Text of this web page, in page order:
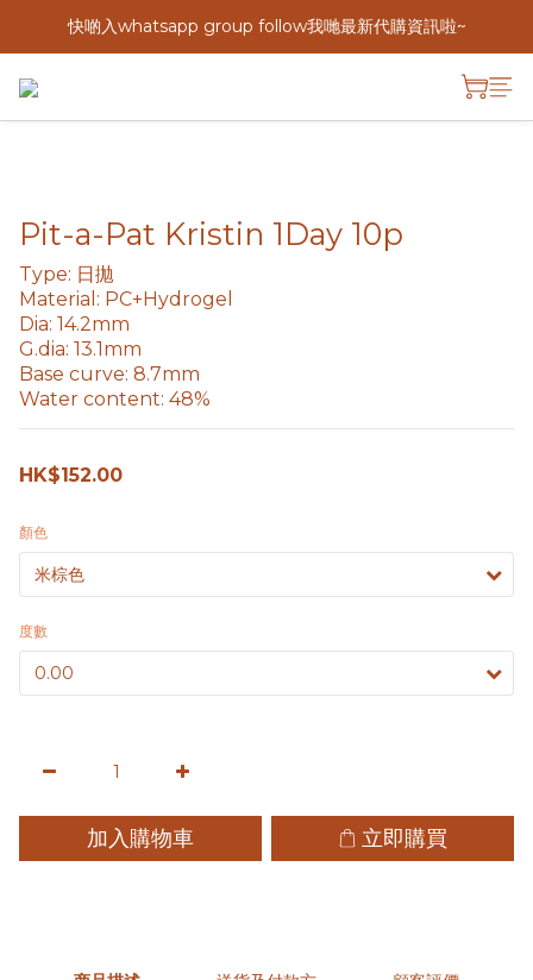
快啲入whatsapp group follow我哋最新代購資訊啦~
Pit-a-Pat Kristin 1Day 10p
Type: 日拋
Material: PC+Hydrogel
Dia: 14.2mm
G.dia: 13.1mm
Base curve: 8.7mm
Water content: 48%
HK$152.00
顏色
度數
加入購物車 立即購買